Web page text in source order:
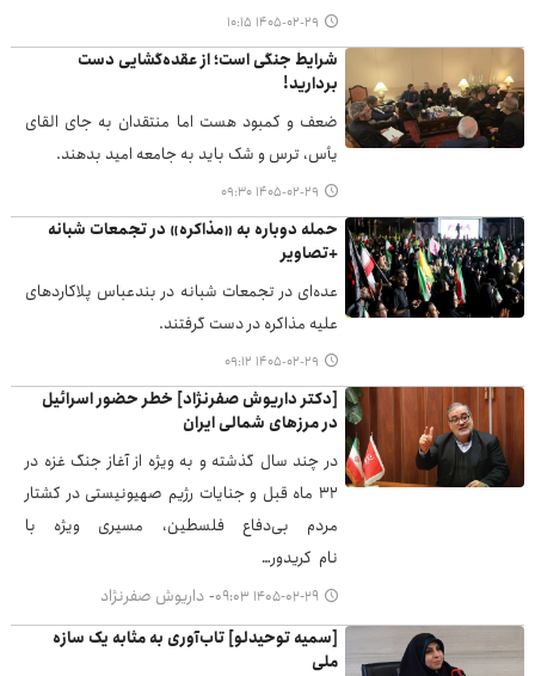
۱۴۰۵-۰۲-۲۹ ۱۰:۱۵
شرایط جنگی است؛ از عقده‌گشایی دست
بردارید!
ضعف و کمبود هست اما منتقدان به جای القای
یأس، ترس و شک باید به جامعه امید بدهند.
۱۴۰۵-۰۲-۲۹ ۰۹:۳۰
حمله دوباره به «مذاکره» در تجمعات شبانه
+تصاویر
عده‌ای در تجمعات شبانه در بندعباس پلاکاردهای
علیه مذاکره در دست گرفتند.
۱۴۰۵-۰۲-۲۹ ۰۹:۱۲
[دکتر داریوش صفرنژاد] خطر حضور اسرائیل
در مرزهای شمالی ایران
در چند سال گذشته و به ویژه از آغاز جنگ غزه در
۳۲ ماه قبل و جنایات رژیم صهیونیستی در کشتار
مردم بی‌دفاع فلسطین، مسیری ویژه با
نام کریدور…
۱۴۰۵-۰۲-۲۹ ۰۹:۰۳
داریوش صفرنژاد
[سمیه توحیدلو] تاب‌آوری به مثابه یک سازه
ملی